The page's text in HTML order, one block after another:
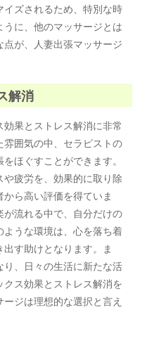
ズされるため、特別な時
に、他のマッサージとは
が、人妻出張マッサージ
解消
果とストレス解消に非常
囲気の中、セラピストの
ほぐすことができます。
疲労を、効果的に取り除
ら高い評価を得ていま
流れる中で、自分だけの
うな環境は、心を落ち着
す助けとなります。ま
、日々の生活に新たな活
ス効果とストレス解消を
ジは理想的な選択と言え